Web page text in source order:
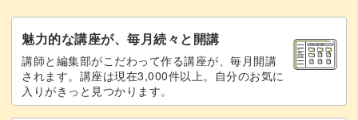
魅力的な講座が、毎月続々と開講
講師と編集部がこだわって作る講座が、毎月開講
されます。講座は現在3,000件以上。自分のお気に
入りがきっと見つかります。